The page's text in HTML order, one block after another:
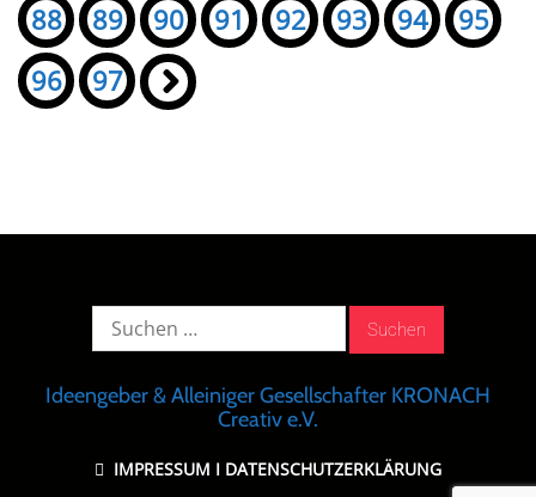
88
89 90 91 92 93 94
95
96
97 »
Suche
Ideengeber & Alleiniger Gesellschafter KRONACH
Creativ e.V.
IMPRESSUM I DATENSCHUTZERKLÄRUNG